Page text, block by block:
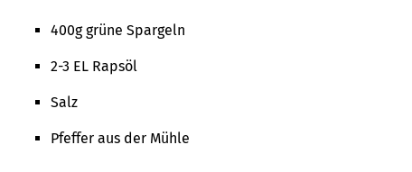
400g grüne Spargeln
2-3 EL Rapsöl
Salz
Pfeffer aus der Mühle